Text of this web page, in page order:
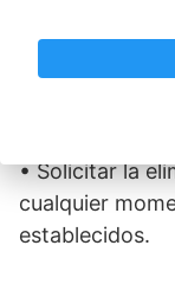
• Solicitar la
incorrecta o
• Solicitar la
cualquier
establecidos.